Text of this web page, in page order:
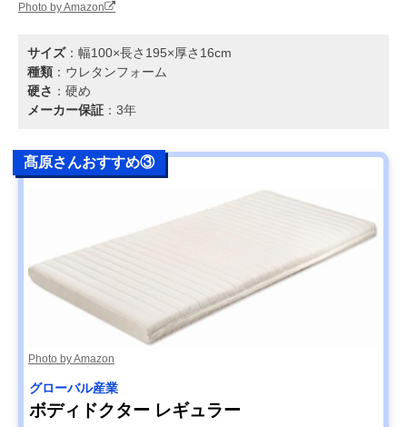
Photo by Amazon
サイズ：幅100×長さ195×厚さ16cm
種類 ：ウレタンフォーム
硬さ ：硬め
メーカー保証 ：3年
髙原さんおすすめ③
Photo by Amazon
グローバル産業
ボディドクター レギュラー